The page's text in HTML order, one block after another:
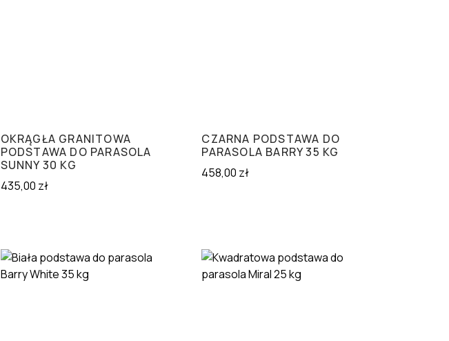
OKRĄGŁA GRANITOWA
PODSTAWA DO PARASOLA
SUNNY 30 KG
435,00 zł
CZARNA PODSTAWA DO
PARASOLA BARRY 35 KG
458,00 zł